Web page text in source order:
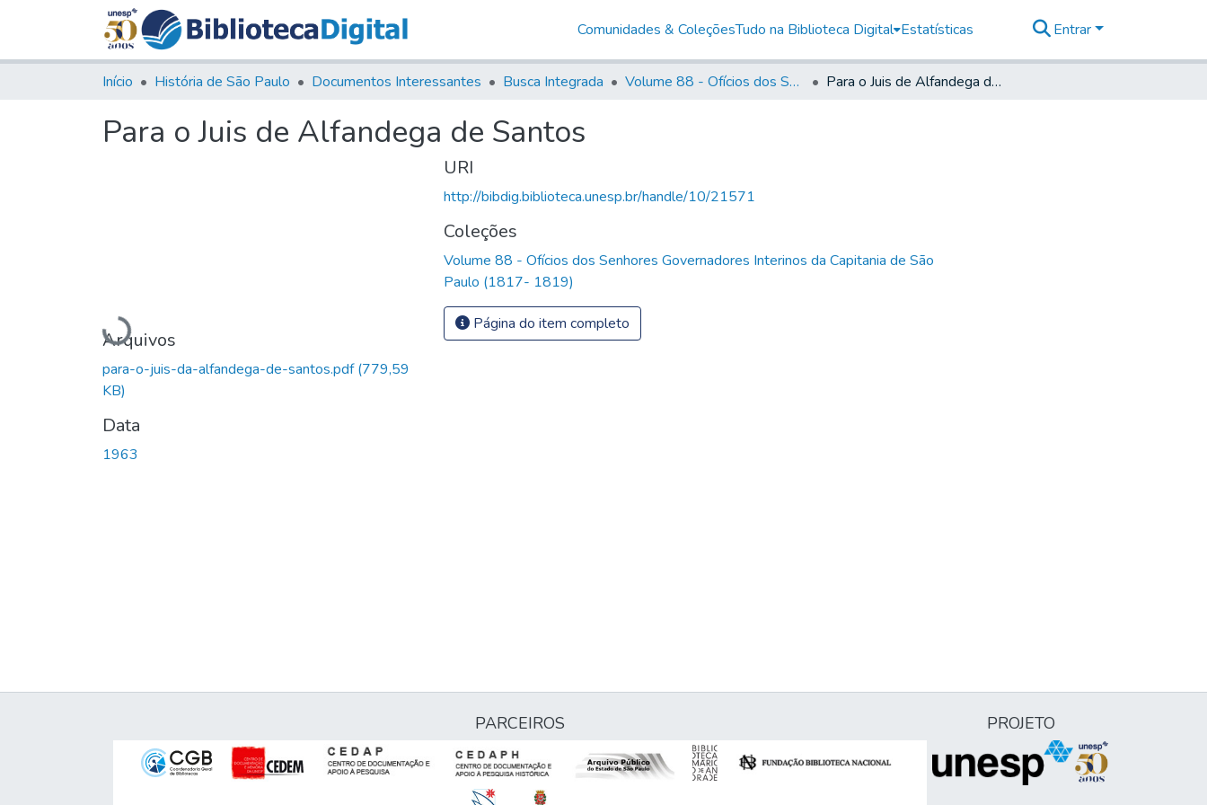
Comunidades & ColeçõesTudo na Biblioteca Digital Estatísticas Entrar
Início História de São Paulo Documentos Interessantes Busca Integrada Volume 88 - Ofícios dos Senhores Governadores Interinos da Capitania de São Paulo (1817- 1819) Para o Juis de Alfandega de Santos
Para o Juis de Alfandega de Santos
Carregando...
Arquivos
para-o-juis-da-alfandega-de-santos.pdf(779,59
KB)
Data
1963
URI
http://bibdig.biblioteca.unesp.br/handle/10/21571
Coleções
Volume 88 - Ofícios dos Senhores Governadores Interinos da Capitania de São
Paulo (1817- 1819)
Página do item completo
PARCEIROS PROJETO